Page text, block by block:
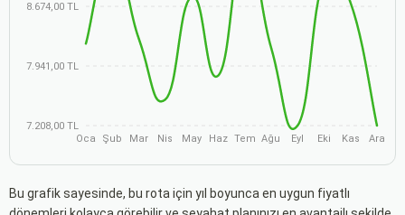
8.674,00 TL
7.941,00 TL
7.208,00 TL
Oca
Şub Mar Nis May Haz Tem Ağu Eyl Eki Kas Ara
Bu grafik sayesinde, bu rota için yıl boyunca en uygun fiyatlı